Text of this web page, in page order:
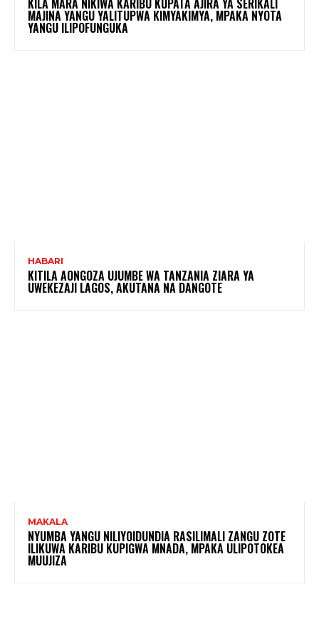
MAJINA YANGU YALITUPWA KIMYAKIMYA, MPAKA NYOTA
YANGU ILIPOFUNGUKA
HABARI
KITILA AONGOZA UJUMBE WA TANZANIA ZIARA YA
UWEKEZAJI LAGOS, AKUTANA NA DANGOTE
MAKALA
NYUMBA YANGU NILIYOIDUNDIA RASILIMALI ZANGU ZOTE
ILIKUWA KARIBU KUPIGWA MNADA, MPAKA ULIPOTOKEA
MUUJIZA